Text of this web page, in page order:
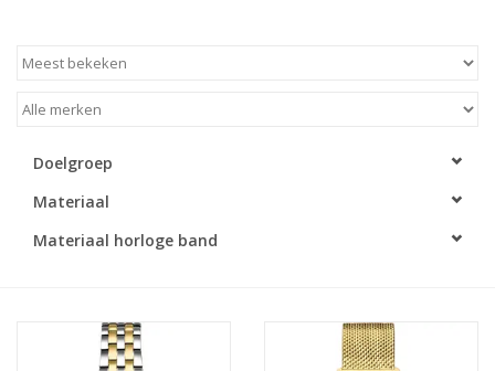
Doelgroep
Materiaal
Materiaal horloge band